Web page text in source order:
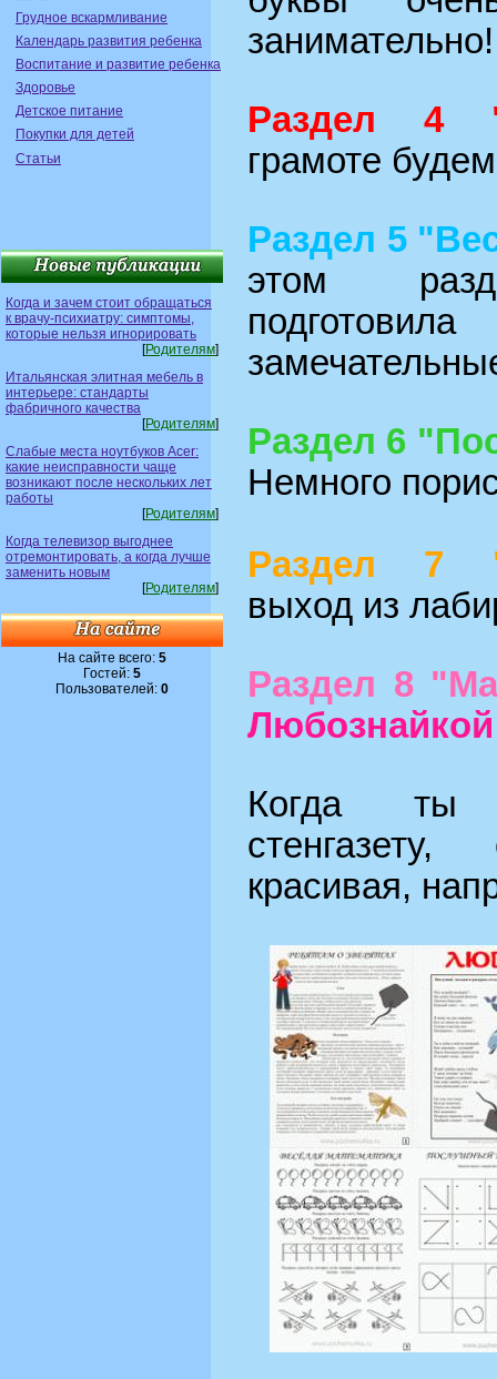
Грудное вскармливание
Календарь развития ребенка
Воспитание и развитие ребенка
Здоровье
Детское питание
Покупки для детей
Статьи
Когда и зачем стоит обращаться
к врачу-психиатру: симптомы,
которые нельзя игнорировать
[Родителям]
Итальянская элитная мебель в
интерьере: стандарты
фабричного качества
[Родителям]
Слабые места ноутбуков Acer:
какие неисправности чаще
возникают после нескольких лет
работы
[Родителям]
Когда телевизор выгоднее
отремонтировать, а когда лучше
заменить новым
[Родителям]
На сайте всего: 5
Гостей: 5
Пользователей: 0
занимательно!
Раздел 4
грамоте
Раздел 5
этом
Раздел 6
Немного
Раздел 7
выход из
Раздел 8
Любознайкой
Когда ты
красивая,